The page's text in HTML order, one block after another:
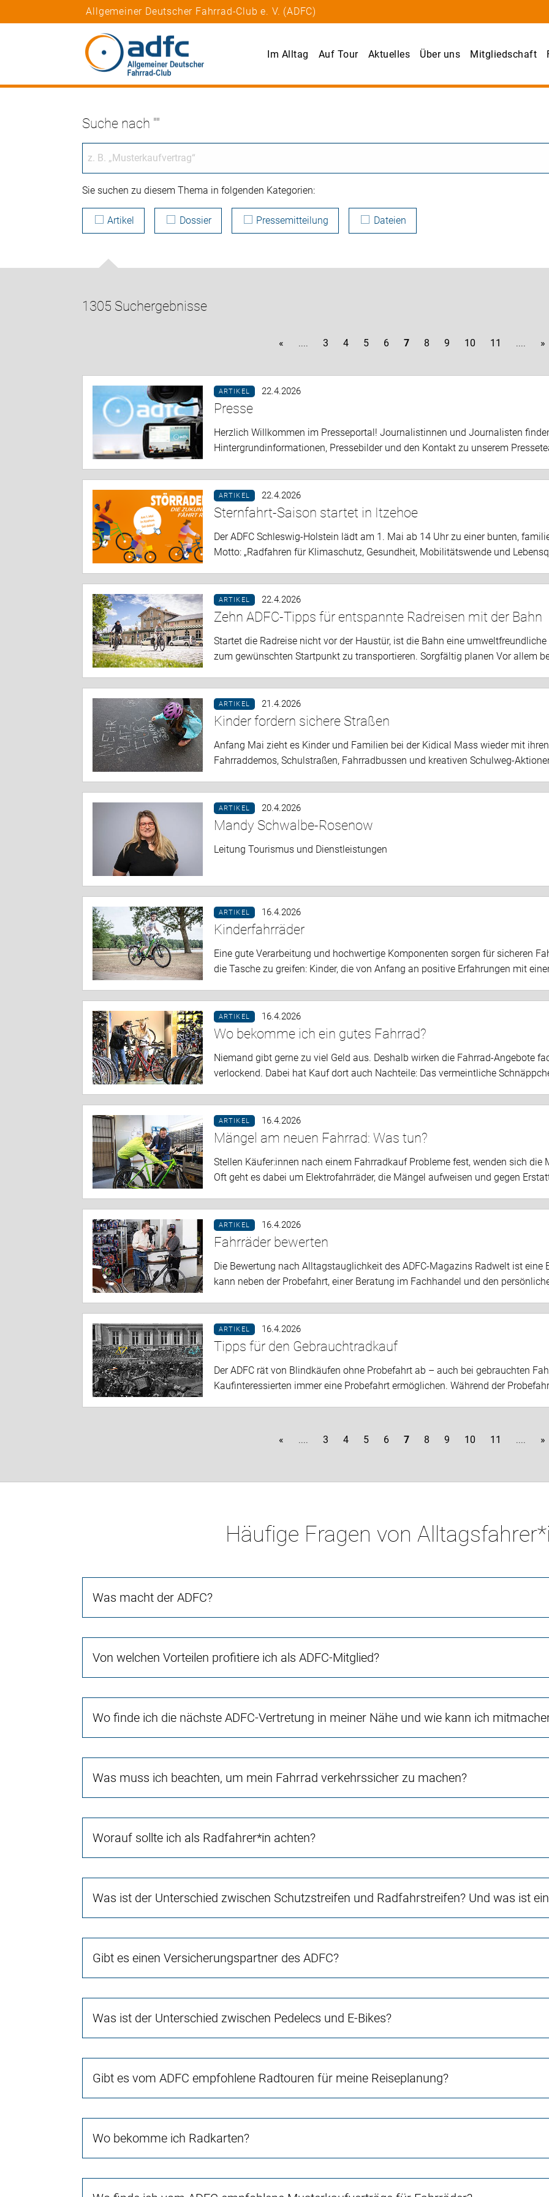
Allgemeiner Deutscher Fahrrad-Club e. V. (ADFC)
Im Alltag Auf Tour Aktuelles Über uns Mitgliedschaft
Suche nach ""
Sie suchen zu diesem Thema in folgenden Kategorien:
Artikel Dossier Pressemitteilung Dateien
1305 Suchergebnisse
« .... 3 4 5 6 7 8 9 10 11 .... »
ARTIKEL 22.4.2026
Presse
Herzlich Willkommen im Presseportal! Journalistinnen und Journalisten
Hintergrundinformationen, Pressebilder und den Kontakt zu unserem
ARTIKEL 22.4.2026
Sternfahrt-Saison startet in Itzehoe
Der ADFC Schleswig-Holstein lädt am 1. Mai ab 14 Uhr zu einer bunten,
Motto: „Radfahren für Klimaschutz, Gesundheit, Mobilitätswende und
ARTIKEL 22.4.2026
Zehn ADFC-Tipps für entspannte Radreisen mit der Bahn
Startet die Radreise nicht vor der Haustür, ist die Bahn eine
zum gewünschten Startpunkt zu transportieren. Sorgfältig planen Vor allem
ARTIKEL 21.4.2026
Kinder fordern sichere Straßen
Anfang Mai zieht es Kinder und Familien bei der Kidical Mass wieder mit
Fahrraddemos, Schulstraßen, Fahrradbussen und kreativen Schulweg-
ARTIKEL 20.4.2026
Mandy Schwalbe-Rosenow
Leitung Tourismus und Dienstleistungen
ARTIKEL 16.4.2026
Kinderfahrräder
Eine gute Verarbeitung und hochwertige Komponenten sorgen für sicheren
die Tasche zu greifen: Kinder, die von Anfang an positive Erfahrungen mit
ARTIKEL 16.4.2026
Wo bekomme ich ein gutes Fahrrad?
Niemand gibt gerne zu viel Geld aus. Deshalb wirken die Fahrrad-Angebote
verlockend. Dabei hat Kauf dort auch Nachteile: Das vermeintliche
ARTIKEL 16.4.2026
Mängel am neuen Fahrrad: Was tun?
Stellen Käufer:innen nach einem Fahrradkauf Probleme fest, wenden sich die
Oft geht es dabei um Elektrofahrräder, die Mängel aufweisen und gegen
ARTIKEL 16.4.2026
Fahrräder bewerten
Die Bewertung nach Alltagstauglichkeit des ADFC-Magazins Radwelt ist
kann neben der Probefahrt, einer Beratung im Fachhandel und den
ARTIKEL 16.4.2026
Tipps für den Gebrauchtradkauf
Der ADFC rät von Blindkäufen ohne Probefahrt ab – auch bei gebrauchten
Kaufinteressierten immer eine Probefahrt ermöglichen. Während der
« .... 3 4 5 6 7 8 9 10 11 .... »
Häufige Fragen von
Was macht der ADFC?
Von welchen Vorteilen profitiere ich als ADFC-Mitglied?
Wo finde ich die nächste ADFC-Vertretung in meiner Nähe und wie kann ich
Was muss ich beachten, um mein Fahrrad verkehrssicher zu machen?
Worauf sollte ich als Radfahrer*in achten?
Was ist der Unterschied zwischen Schutzstreifen und Radfahrstreifen? Und was ist
Gibt es einen Versicherungspartner des ADFC?
Was ist der Unterschied zwischen Pedelecs und E-Bikes?
Gibt es vom ADFC empfohlene Radtouren für meine Reiseplanung?
Wo bekomme ich Radkarten?